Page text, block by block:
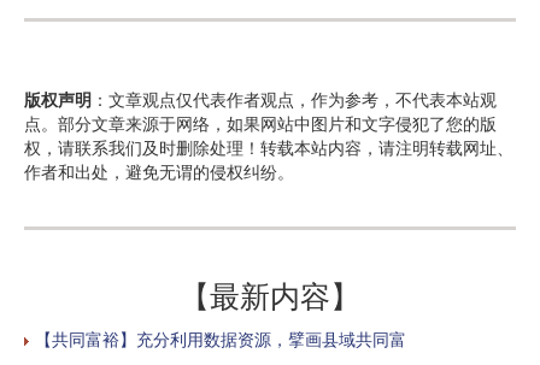
版权声明 ：文章观点仅代表作者观点，作为参考，不代表本站观
点。部分文章来源于网络，如果网站中图片和文字侵犯了您的版
权，请联系我们及时删除处理！转载本站内容，请注明转载网址、
作者和出处，避免无谓的侵权纠纷。
【最新内容】
【共同富裕】充分利用数据资源，擘画县域共同富